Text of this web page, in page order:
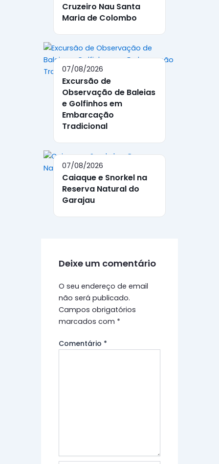
Cruzeiro Nau Santa
Maria de Colombo
07/08/2026
Excursão de
Observação de Baleias
e Golfinhos em
Embarcação
Tradicional
07/08/2026
Caiaque e Snorkel na
Reserva Natural do
Garajau
Deixe um comentário
O seu endereço de email
não será publicado.
Campos obrigatórios
marcados com *
Comentário *